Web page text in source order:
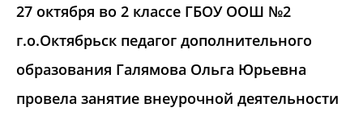
27 октября во 2 классе ГБОУ ООШ №2
г.о.Октябрьск педагог дополнительного
образования Галямова Ольга Юрьевна
провела занятие внеурочной деятельности